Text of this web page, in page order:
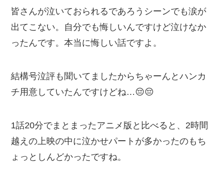
皆さんが泣いておられるであろうシーンでも涙が
出てこない。自分でも悔しいんですけど泣けなか
ったんです。本当に悔しい話ですよ。
結構号泣評も聞いてましたからちゃーんとハンカ
チ用意していたんですけどね…😔😔
1話20分でまとまったアニメ版と比べると、2時間
越えの上映の中に泣かせパートが多かったのもち
ょっとしんどかったですね。